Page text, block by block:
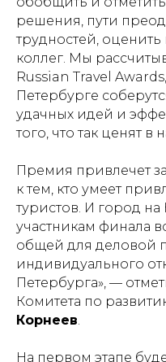
решения, пути
трудностей,
коллег. Мы
Russian Travel
Петербурге
удачных идей и
того, что так ценят в
Премия привлечет
к тем, кто умеет
туристов. И город на
участникам финала
общей для деловой
индивидуального
Петербурга», —
Комитета по
Корнеев.
На первом этапе